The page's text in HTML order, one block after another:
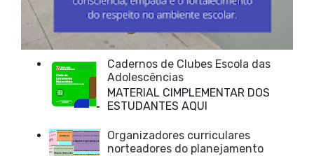
Cadernos de Clubes Escola das
Adolescências
MATERIAL CIMPLEMENTAR DOS
ESTUDANTES AQUI
Organizadores curriculares
norteadores do planejamento